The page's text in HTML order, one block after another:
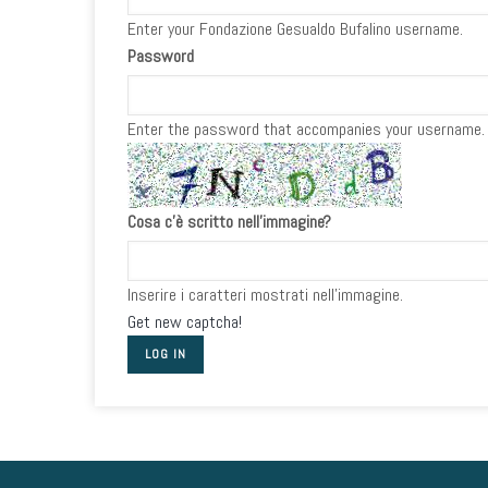
Enter your Fondazione Gesualdo Bufalino username.
Password
Enter the password that accompanies your username.
Cosa c'è scritto nell'immagine?
Inserire i caratteri mostrati nell'immagine.
Get new captcha!